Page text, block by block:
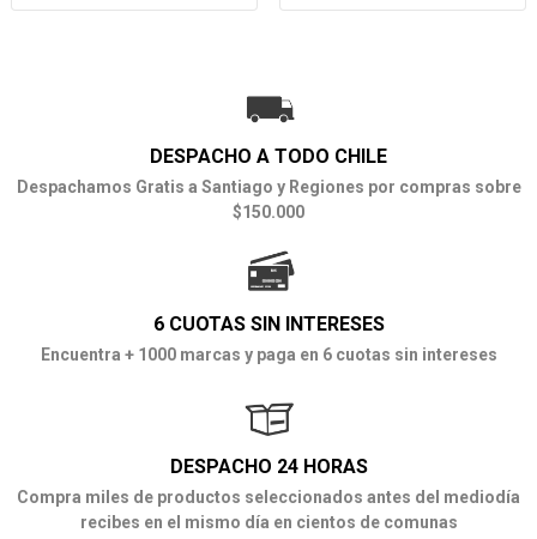
DESPACHO A TODO CHILE
Despachamos Gratis a Santiago y Regiones por compras sobre
$150.000
6 CUOTAS SIN INTERESES
Encuentra + 1000 marcas y paga en 6 cuotas sin intereses
DESPACHO 24 HORAS
Compra miles de productos seleccionados antes del mediodía
recibes en el mismo día en cientos de comunas